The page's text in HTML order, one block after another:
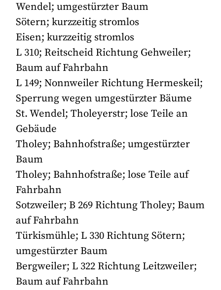
Wendel; umgestürzter Baum
Sötern; kurzzeitig stromlos
Eisen; kurzzeitig stromlos
L 310; Reitscheid Richtung Gehweiler;
Baum auf Fahrbahn
L 149; Nonnweiler Richtung Hermeskeil;
Sperrung wegen umgestürzter Bäume
St. Wendel; Tholeyerstr; lose Teile an
Gebäude
Tholey; Bahnhofstraße; umgestürzter
Baum
Tholey; Bahnhofstraße; lose Teile auf
Fahrbahn
Sotzweiler; B 269 Richtung Tholey; Baum
auf Fahrbahn
Türkismühle; L 330 Richtung Sötern;
umgestürzter Baum
Bergweiler; L 322 Richtung Leitzweiler;
Baum auf Fahrbahn